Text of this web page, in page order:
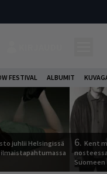
FESTIVAL ALBUMIT
juhlii Helsingissä
6. Kent
Suomeen